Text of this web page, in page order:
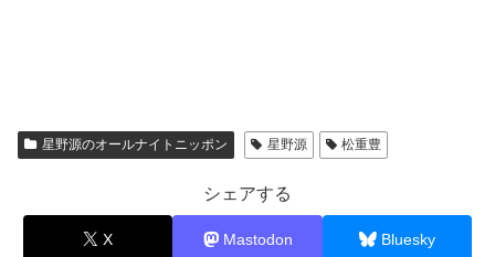
星野源のオールナイトニッポン 星野源 松重豊
シェアする
X Mastodon Bluesky